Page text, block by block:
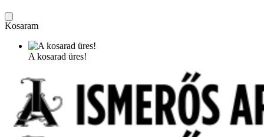
Kosaram
A kosarad üres!